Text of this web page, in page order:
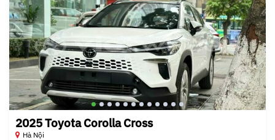
2025 Toyota Corolla Cross
Hà Nội